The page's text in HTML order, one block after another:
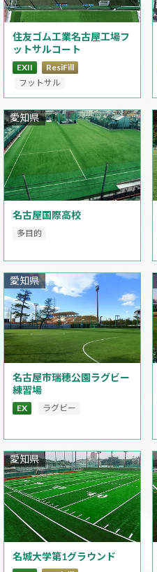
住友ゴム工業名古屋工場フ
ットサルコート
EXII
ResiFill
フットサル
名古屋国際高校
愛知県
多目的
名古屋市瑞穂公園ラグビー
練習場
愛知県
EX ラグビー
名城大学第1グラウンド
愛知県